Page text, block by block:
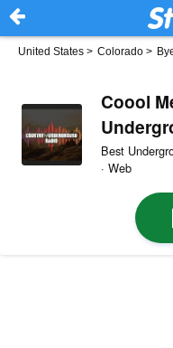
United States > Colorado >
Coool
Best
· Web